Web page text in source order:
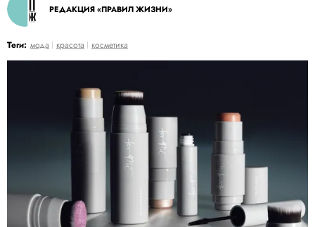
РЕДАКЦИЯ «ПРАВИЛ ЖИЗНИ»
Теги: мода красота косметика